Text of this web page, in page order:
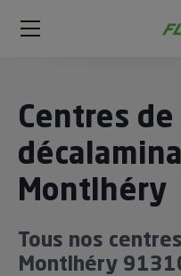
Méga
Centres de
Montlhéry
Tous nos
Montlhéry